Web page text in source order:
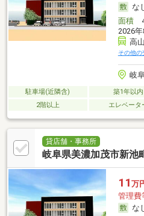
な
面積
2026
高
その他の
岐
駐車場(近隣含) 築1年以内
2階以上
エレベータ
貸店舗・事務所
岐阜県美濃加茂市新池
11 万
管理費
な